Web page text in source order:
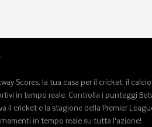
Scores, la tua casa per il cricket, il
in ​​tempo reale. Controlla i punteggi
il cricket e la stagione della Premier
in tempo reale su tutta l'azione!